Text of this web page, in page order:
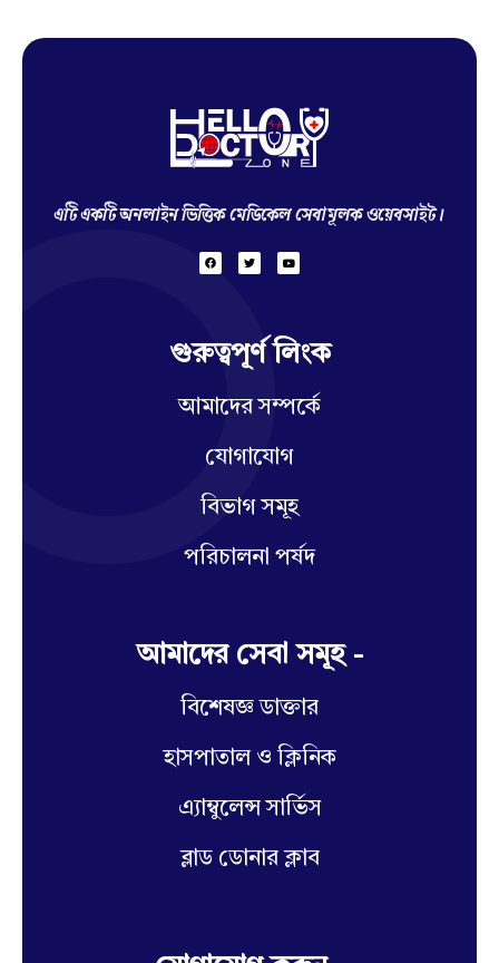
এটি একটি অনলাইন ভিত্তিক মেডিকেল সেবামূলক ওয়েবসাইট।
গুরুত্বপূর্ণ লিংক
আমাদের সম্পর্কে
যোগাযোগ
বিভাগ সমূহ
পরিচালনা পর্ষদ
আমাদের সেবা সমূহ -
বিশেষজ্ঞ ডাক্তার
হাসপাতাল ও ক্লিনিক
এ্যাম্বুলেন্স সার্ভিস
ব্লাড ডোনার ক্লাব